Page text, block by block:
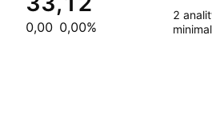
0,00 0,00%
2